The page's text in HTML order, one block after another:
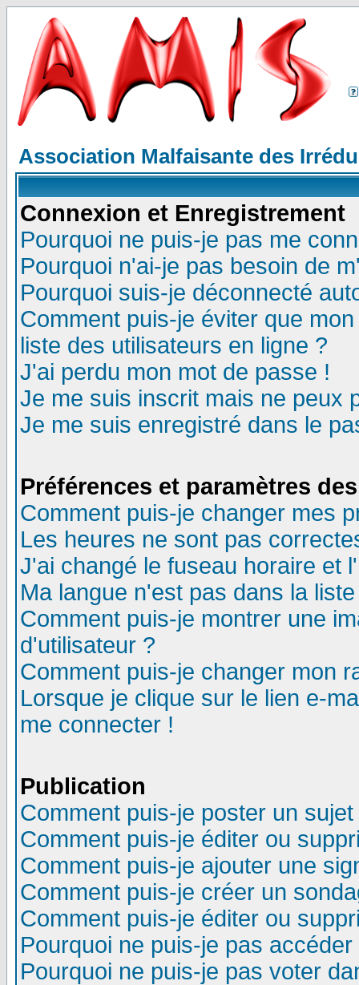
Association Malfaisante des
Connexion et Enregistrement
Pourquoi ne puis-je pas me
Pourquoi n'ai-je pas besoin de
Pourquoi suis-je déconnecté
Comment puis-je éviter que
liste des utilisateurs en ligne ?
J'ai perdu mon mot de passe !
Je me suis inscrit mais ne peux
Je me suis enregistré dans le
Préférences et paramètres
Comment puis-je changer mes
Les heures ne sont pas
J'ai changé le fuseau horaire et
Ma langue n'est pas dans la
Comment puis-je montrer une
d'utilisateur ?
Comment puis-je changer mon
Lorsque je clique sur le lien e-
me connecter !
Publication
Comment puis-je poster un
Comment puis-je éditer ou
Comment puis-je ajouter une
Comment puis-je créer un
Comment puis-je éditer ou
Pourquoi ne puis-je pas
Pourquoi ne puis-je pas voter